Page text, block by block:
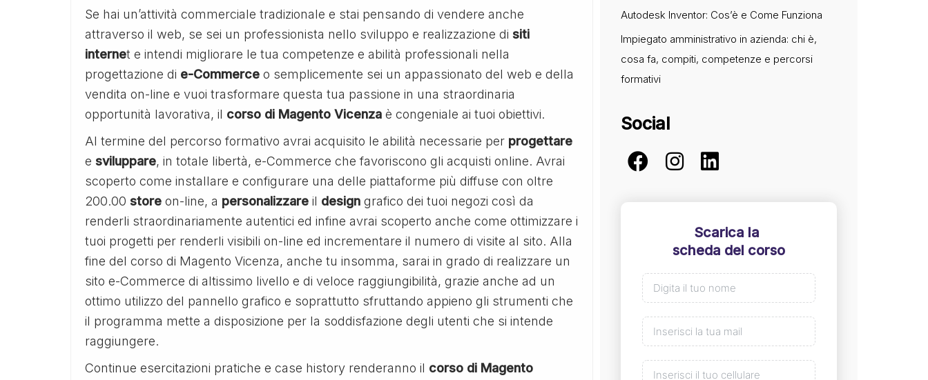
Se hai un’attività commerciale tradizionale e stai pensando di vendere anche
attraverso il web, se sei un professionista nello sviluppo e realizzazione di siti
internet e intendi migliorare le tua competenze e abilità professionali nella
progettazione di e-Commerce o semplicemente sei un appassionato del web e della
vendita on-line e vuoi trasformare questa tua passione in una straordinaria
opportunità lavorativa, il corso di Magento Vicenza è congeniale ai tuoi obiettivi.
Al termine del percorso formativo avrai acquisito le abilità necessarie per progettare
e sviluppare, in totale libertà, e-Commerce che favoriscono gli acquisti online. Avrai
scoperto come installare e configurare una delle piattaforme più diffuse con oltre
200.00 store on-line, a personalizzare il design grafico dei tuoi negozi così da
renderli straordinariamente autentici ed infine avrai scoperto anche come ottimizzare i
tuoi progetti per renderli visibili on-line ed incrementare il numero di visite al sito. Alla
fine del corso di Magento Vicenza, anche tu insomma, sarai in grado di realizzare un
sito e-Commerce di altissimo livello e di veloce raggiungibilità, grazie anche ad un
ottimo utilizzo del pannello grafico e soprattutto sfruttando appieno gli strumenti che
il programma mette a disposizione per la soddisfazione degli utenti che si intende
raggiungere.
Continue esercitazioni pratiche e case history renderanno il corso di Magento
Autodesk Inventor: Cos’è e Come Funziona
Impiegato amministrativo in azienda: chi è,
cosa fa, compiti, competenze e percorsi
formativi
Social
Scarica la
scheda del corso